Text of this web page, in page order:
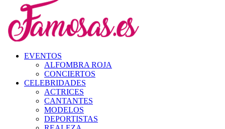
EVENTOS
ALFOMBRA ROJA
CONCIERTOS
CELEBRIDADES
ACTRICES
CANTANTES
MODELOS
DEPORTISTAS